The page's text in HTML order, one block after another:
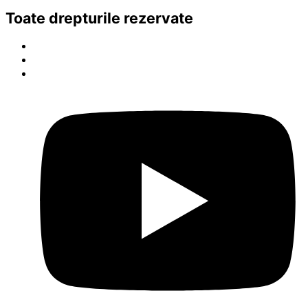
Toate drepturile rezervate